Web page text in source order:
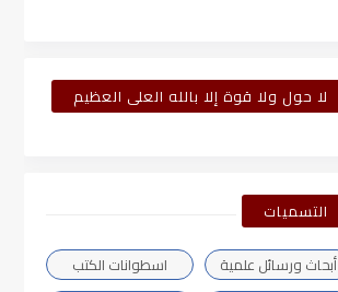
لا حول ولا قوة إلا بالله العلى العظيم
التسميات
أبحاث ورسائل علمية
اسطوانات الكتب